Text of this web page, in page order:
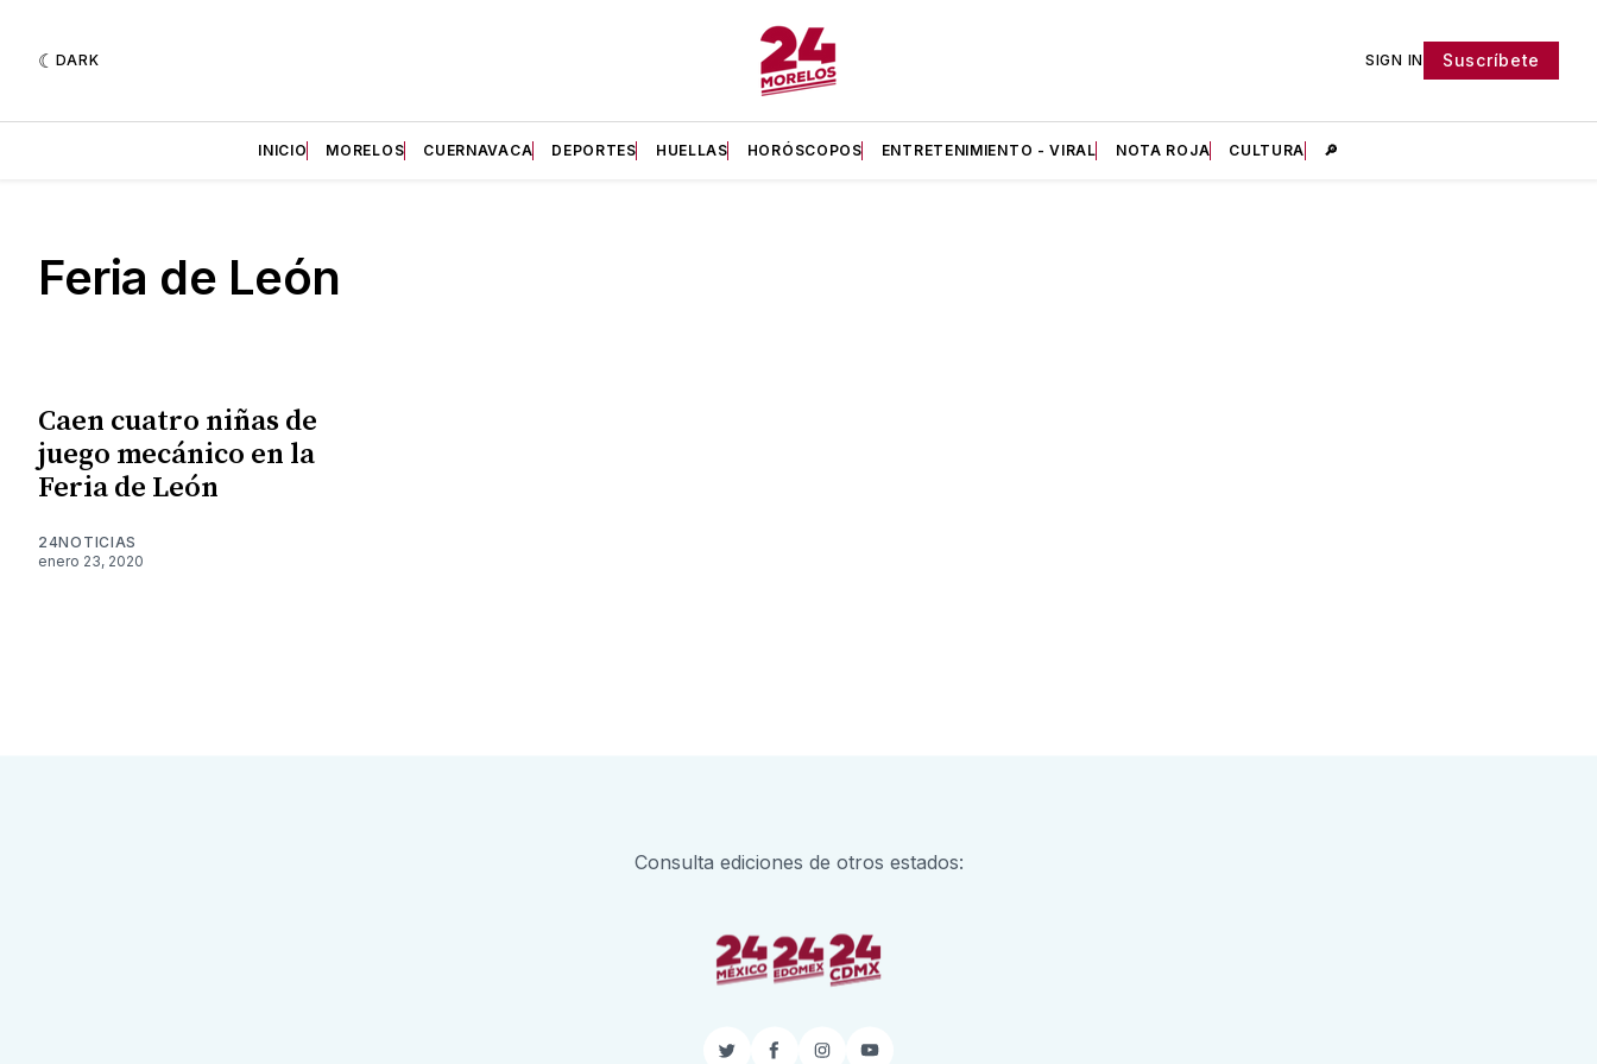
DARK SIGN IN Suscríbete
INICIO MORELOS CUERNAVACA DEPORTES HUELLAS HORÓSCOPOS ENTRETENIMIENTO - VIRAL NOTA ROJA CULTURA 🔎
Feria de León
Caen cuatro niñas de
juego mecánico en la
Feria de León
24NOTICIAS
enero 23, 2020
Consulta ediciones de otros estados: